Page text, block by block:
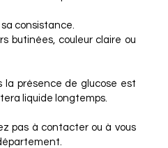
consistance.
butinées, couleur claire ou
la présence de glucose est
liquide longtemps.
pas à contacter ou à vous